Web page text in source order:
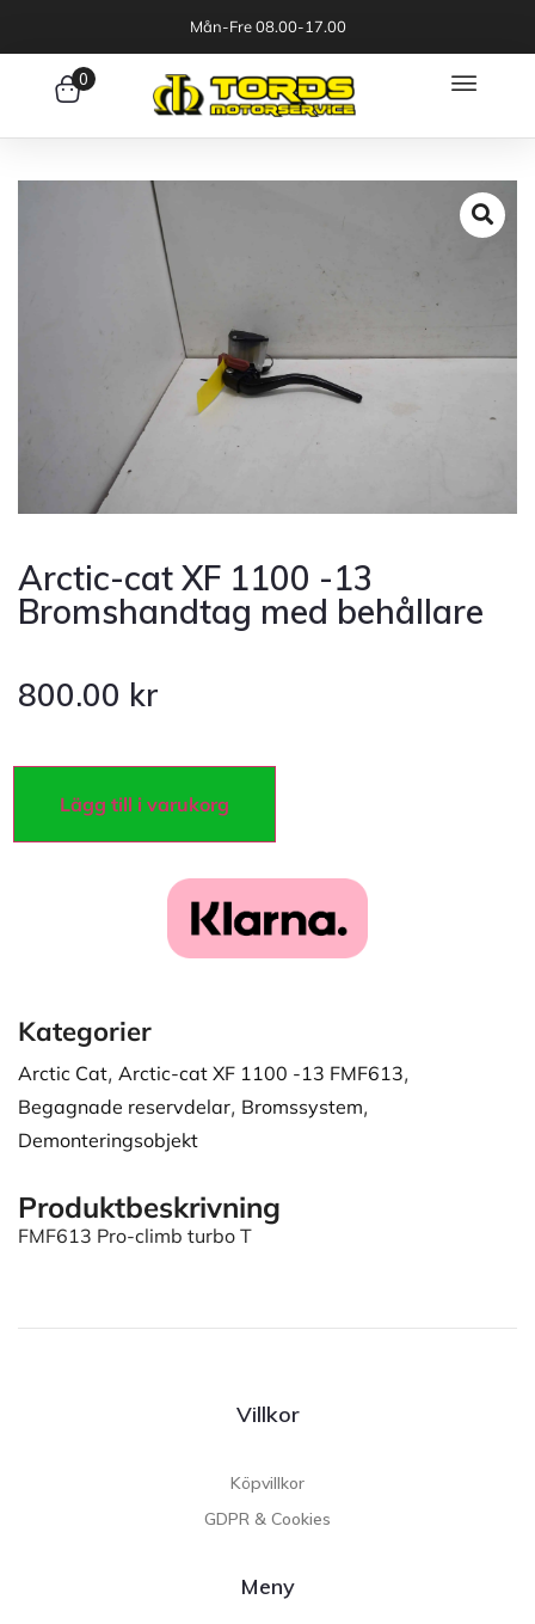
Mån-Fre 08.00-17.00
0
Arctic-cat XF 1100 -13
Bromshandtag med behållare
800.00 kr
Lägg till i varukorg
Kategorier
Arctic Cat, Arctic-cat XF 1100 -13 FMF613,
Begagnade reservdelar, Bromssystem,
Demonteringsobjekt
Produktbeskrivning
FMF613 Pro-climb turbo T
Villkor
Köpvillkor
GDPR & Cookies
Meny